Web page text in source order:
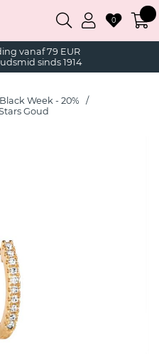
vanaf 79 EUR
sinds 1914
0
Week - 20%
Goud